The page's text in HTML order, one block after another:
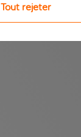
Tout rejeter